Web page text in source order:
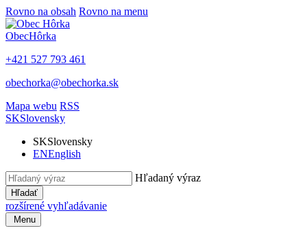
Rovno na obsah Rovno na menu
ObecHôrka
+421 527 793 461
obechorka@obechorka.sk
Mapa webu RSS
SKSlovensky
SKSlovensky
ENEnglish
Hľadaný výraz
Hľadať
rozšírené vyhľadávanie
Menu